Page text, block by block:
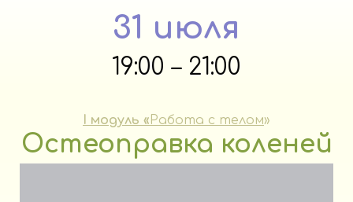
31 июля
19:00 – 21:00
I модуль « Работа с телом»
Остеоправка коленей